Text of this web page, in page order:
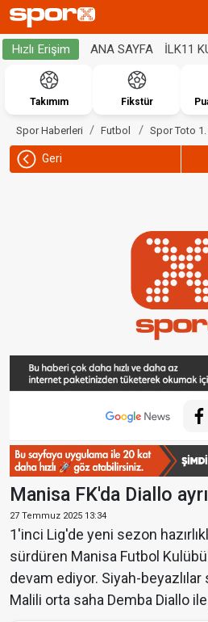
Hızlı Erişim ANA SAYFA İLK11
Takımım Fikstür
Spor Haberleri Futbol Spor Toto
Geri
Manisa FK'da Diallo
27 Temmuz 2025 13:34
1'inci Lig'de yeni sezon
sürdüren Manisa Futbol
devam ediyor. Siyah-beyazlılar
Malili orta saha Demba Diallo ile